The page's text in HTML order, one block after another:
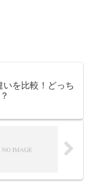
いを比較！どっち